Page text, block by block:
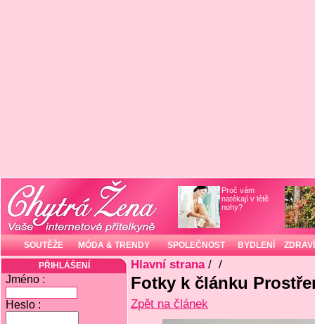
Proč vám
natékají v létě
nohy?
SOUTĚŽE MÓDA & TRENDY SPOLEČNOST BYDLENÍ ZDRAVÍ
PŘIHLÁŠENÍ
Jméno :
Heslo :
Hlavní strana/ /
Fotky k článku
Zpět na článek